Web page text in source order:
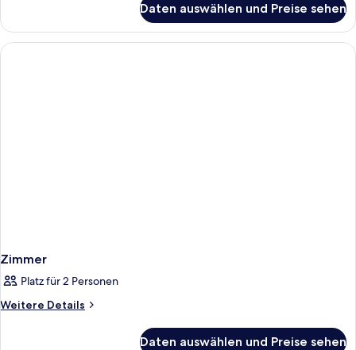
Daten auswählen und Preise sehen
Zimmer
Platz für 2 Personen
Weitere Details
Weitere
Daten auswählen und Preise sehen